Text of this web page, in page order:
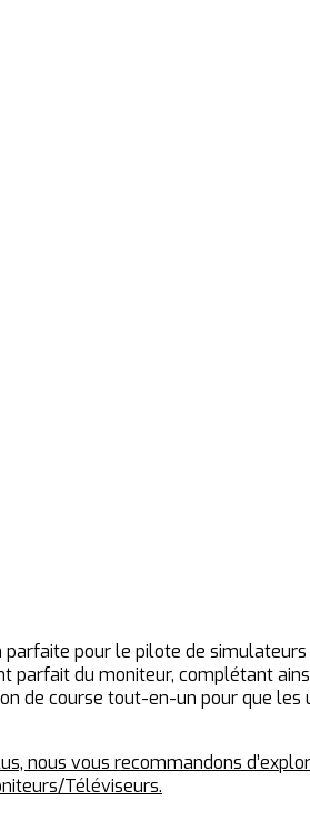
pour le pilote de
du moniteur, complétant
de course tout-en-un pour que
nous vous recommandons
Téléviseurs.